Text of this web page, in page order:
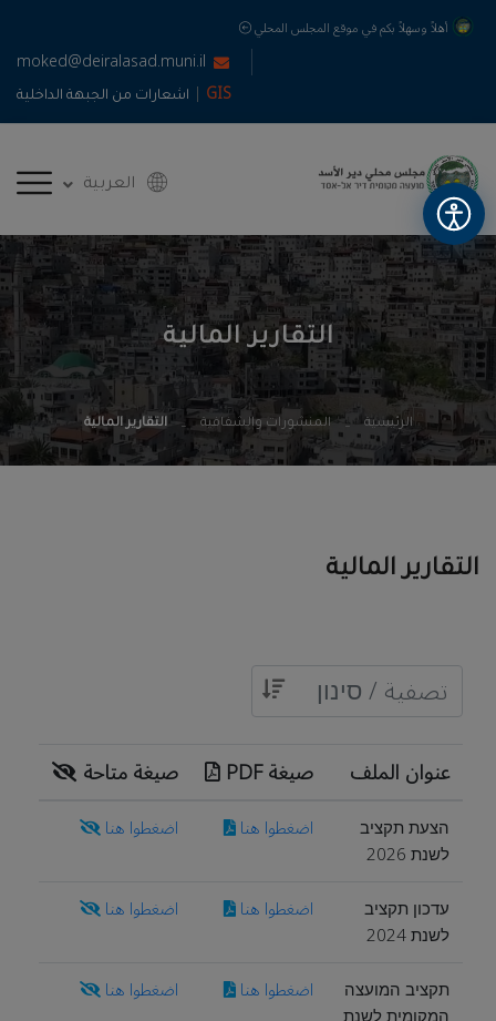
أهلاً وسهلاً بكم في موقع المجلس المحلي
moked@deiralasad.muni.il
GIS
| اشعارات من الجبهة الداخلية
العربية
التقارير المالية
الرئيسية المنشورات والشفافية التقارير المالية
التقارير المالية
عنوان الملف صيغة PDF صيغة متاحة
הצעת תקציב
לשנת 2026
اضغطوا هنا اضغطوا هنا
עדכון תקציב
לשנת 2024
اضغطوا هنا اضغطوا هنا
תקציב המועצה اضغطوا هنا اضغطوا هنا